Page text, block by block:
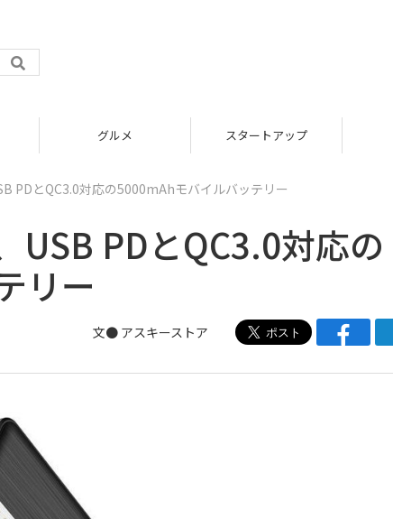
グルメ スタートアップ
PDとQC3.0対応の5000mAhモバイルバッテリー
USB PDとQC3.0対応の
リー
文● アスキーストア